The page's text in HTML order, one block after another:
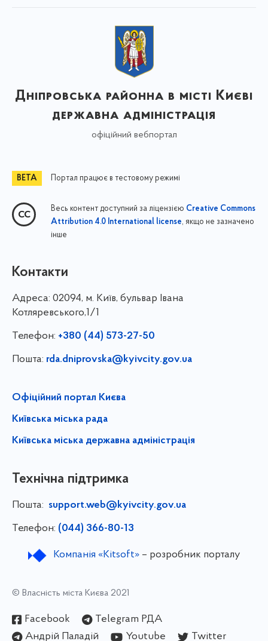
Дніпровська районна в місті Києві
державна адміністрація
офіційний вебпортал
Портал працює в тестовому режимі
Весь контент доступний за ліцензією Creative Commons
Attribution 4.0 International license, якщо не зазначено
інше
Контакти
Адреса: 02094, м. Київ, бульвар Івана
Котляревського,1/1
Телефон: +380 (44) 573-27-50
Пошта: rda.dniprovska@kyivcity.gov.ua
Офіційний портал Києва
Київська міська рада
Київська міська державна адміністрація
Технічна підтримка
Пошта: support.web@kyivcity.gov.ua
Телефон: (044) 366-80-13
Компанія «Kitsoft»– розробник порталу
© Власність міста Києва 2021
Facebook
Telegram РДА
Андрій Паладій
Youtube Twitter